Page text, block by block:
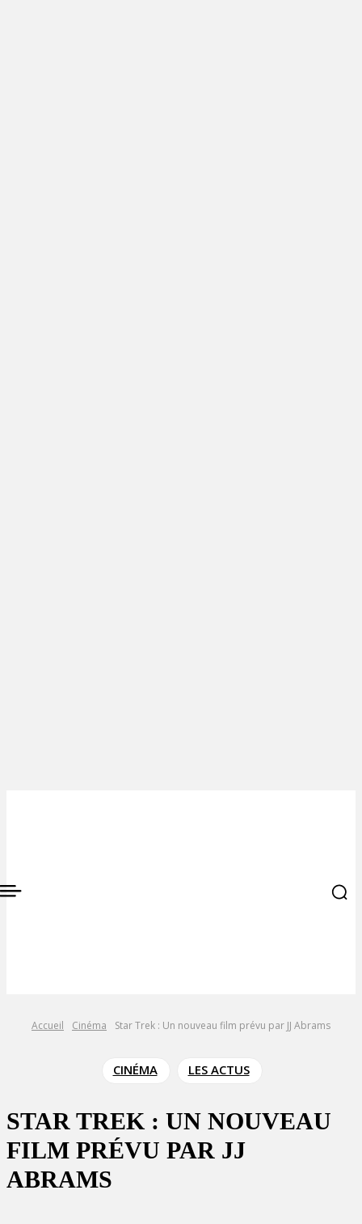
Accueil Cinéma Star Trek : Un nouveau film prévu par JJ Abrams
CINÉMA LES ACTUS
STAR TREK : UN NOUVEAU
FILM PRÉVU PAR JJ
ABRAMS